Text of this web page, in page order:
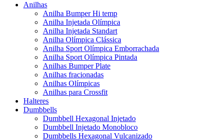
Anilhas
Anilha Bumper Hi temp
Anilha Injetada Olímpica
Anilha Injetada Standart
Anilha Olímpica Clássica
Anilha Sport Olímpica Emborrachada
Anilha Sport Olímpica Pintada
Anilhas Bumper Plate
Anilhas fracionadas
Anilhas Olímpicas
Anilhas para Crossfit
Halteres
Dumbbells
Dumbbell Hexagonal Injetado
Dumbbell Injetado Monobloco
Dumbbells Hexagonal Vulcanizado